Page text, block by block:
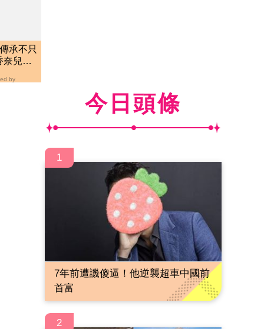
承不只
奈兒、
by
今日頭條
1
7年前遭譏傻逼！他逆襲超車中國前
首富
2